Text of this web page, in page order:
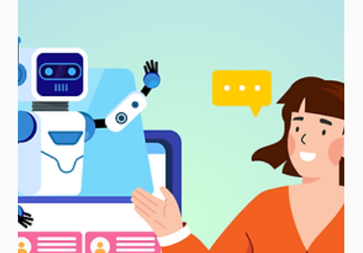
17 Jan 2025 10 menit membaca
Alat Pemasaran AI Penting untuk
SaaS dan Teknologi di Tahun 2025
Temukan 10 alat AI teratas yang mengubah pemasaran digital
pada tahun 2025. Pelajari tentang fitur, kelebihan, kekurangan,
dan harganya untu